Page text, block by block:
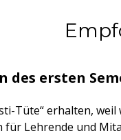
des ersten
Tüte“ erhalten,
für Lehrende und